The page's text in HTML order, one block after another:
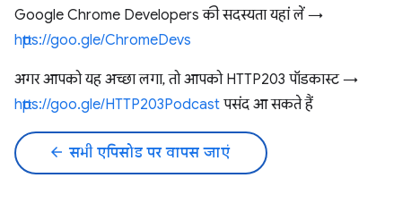
Google Chrome Developers की सदस्यता यहां लें →
https://goo.gle/ChromeDevs
अगर आपको यह अच्छा लगा, तो आपको HTTP203 पॉडकास्ट →
https://goo.gle/HTTP203Podcast पसंद आ सकते हैं
arrow_back सभी एपिसोड पर वापस जाएं